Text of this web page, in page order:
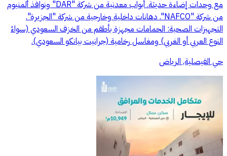
مع وحدات إضاءة حديثة. أبواب معدنية من شركة "DAR" ونوافذ ألمنيوم
من شركة "NAFCO". دهانات داخلية وخارجية من شركة "الجزيرة".
التجهيزات الصحية: الحمامات مجهزة بأطقم من الخزف السعودي (سواءً
النوع العربي أو الغربي) ومغاسل رخامية (جرانيت بيانكو السعودي).
حي الفيصلية, الرياض